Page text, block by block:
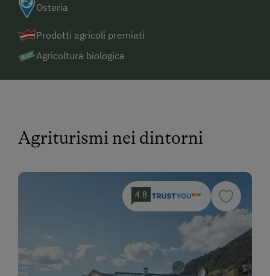
Osteria
Prodotti agricoli premiati
Agricoltura biologica
Agriturismi nei dintorni
4.8